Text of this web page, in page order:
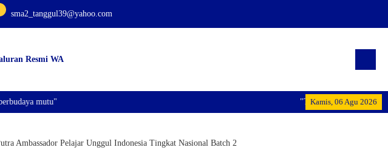
sma2_tanggul39@yahoo.com
Resmi WA
Kamis, 06 Agu 2026
"Terwujudnya generasi
mutu"
Ambassador Pelajar Unggul Indonesia Tingkat Nasional Batch 2